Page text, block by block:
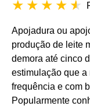
Apojadura ou
produção de leite
demora até cinco
estimulação que a
frequência e com
Popularmente